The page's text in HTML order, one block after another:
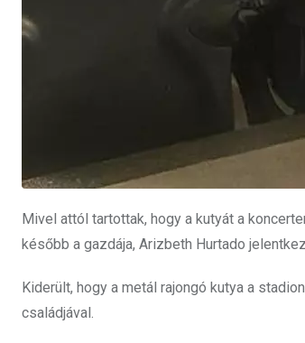
Mivel attól tartottak, hogy a kutyát a
később a gazdája, Arizbeth Hurtado
Kiderült, hogy a metál rajongó kutya a
családjával.